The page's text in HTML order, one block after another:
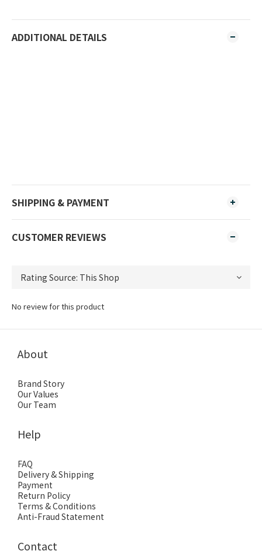
ADDITIONAL DETAILS
SHIPPING & PAYMENT
CUSTOMER REVIEWS
No review for this product
About
Brand Story
Our Values
Our Team
Help
FAQ
Delivery & Shipping
Payment
Return Policy
Terms & Conditions
Anti-Fraud Statement
Contact